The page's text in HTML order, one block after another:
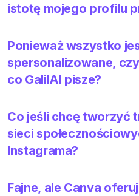
istotę mojego profilu
Ponieważ wszystko
spersonalizowane,
co GalilAI pisze?
Co jeśli chcę tworzyć
sieci
Instagrama?
Fajne, ale Canva